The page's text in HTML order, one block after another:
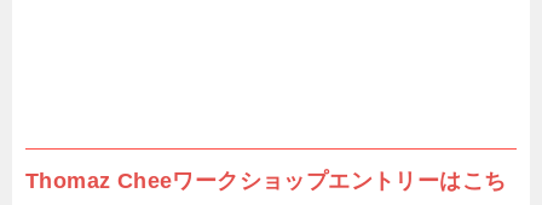
Thomaz Cheeワークショップエントリーはこち